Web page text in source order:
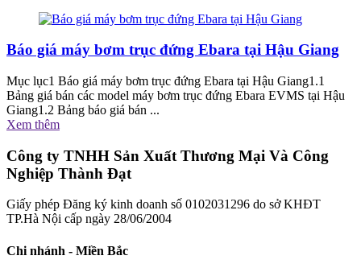
Báo giá máy bơm trục đứng Ebara tại Hậu Giang
Mục lục1 Báo giá máy bơm trục đứng Ebara tại Hậu Giang1.1
Bảng giá bán các model máy bơm trục đứng Ebara EVMS tại Hậu
Giang1.2 Bảng báo giá bán ...
Xem thêm
Công ty TNHH Sản Xuất Thương Mại Và Công
Nghiệp Thành Đạt
Giấy phép Đăng ký kinh doanh số 0102031296 do sở KHĐT
TP.Hà Nội cấp ngày 28/06/2004
Chi nhánh - Miền Bắc